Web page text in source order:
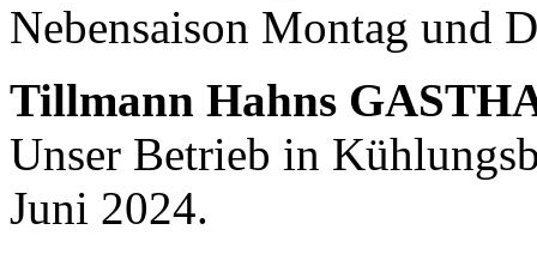
Modernes Kochen mit dem Blick für
Regionalität, Frische und
Wirtschaftlichkeit.
Nebensaison Montag und
Tillmann Hahns
Unser Betrieb in
Juni 2024.